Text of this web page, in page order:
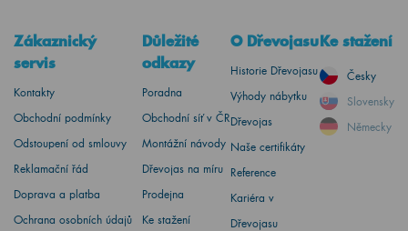
Zákaznický
servis
Kontakty
Obchodní podmínky
Odstoupení od smlouvy
Reklamační řád
Doprava a platba
Ochrana osobních údajů
Důležité
odkazy
Poradna
Obchodní síť v ČR
Montážní návody
Dřevojas na míru
Prodejna
Ke stažení
O Dřevojasu
Historie Dřevojasu
Výhody nábytku
Dřevojas
Naše certifikáty
Reference
Kariéra v
Dřevojasu
Ke stažení
Česky
Slovensky
Německy